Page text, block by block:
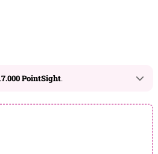
PointSight.
bạn sẽ được tích lũy khi mua
ứng với quyền lợi hạng